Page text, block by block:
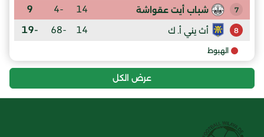
7 شباب أيت عقواشة 14
-4
9
8 أث يني أ. ك 14
-68
-19
الهبوط
عرض الكل